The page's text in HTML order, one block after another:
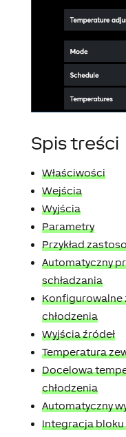
Spis treści
Właściwości
Wejścia
Wyjścia
Parametry
Przykład
Automatyczny
schładzania
Konfigurowalne
chłodzenia
Wyjścia źródeł
Temperatura
Docelowa
chłodzenia
Automatyczny
Integracja bloku